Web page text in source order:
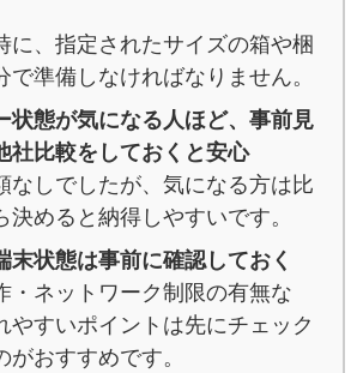
に、指定されたサイズの箱や梱
で準備しなければなりません。
状態が気になる人ほど、事前見
社比較をしておくと安心
なしでしたが、気になる方は比
決めると納得しやすいです。
末状態は事前に確認しておく
・ネットワーク制限の有無な
やすいポイントは先にチェック
がおすすめです。